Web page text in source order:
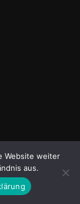
Website weiter
aus.